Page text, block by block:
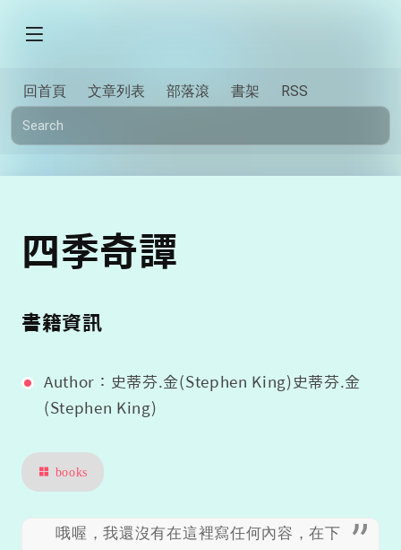
回首頁 文章列表 部落滾 書架 RSS
四季奇譚
書籍資訊
Author：史蒂芬.金(Stephen King)史蒂芬.金
(Stephen King)
books
哦喔，我還沒有在這裡寫任何內容，在下